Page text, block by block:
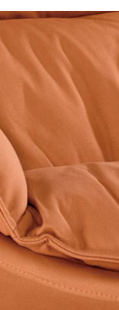
嘉義、台南、高
。
劣、過於偏遠
視狀況保有出
供吊掛服務，
請於收到貨7
發生非本司因
(三)、(日)兩天
，超過7日鑑賞
缺，則維修、
賞期非試用期)
之商品則無享
付款，交易恕不
知，商品將不